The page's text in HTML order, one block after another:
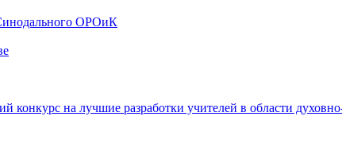
ОРОиК
конкурс на лучшие разработки учителей в области